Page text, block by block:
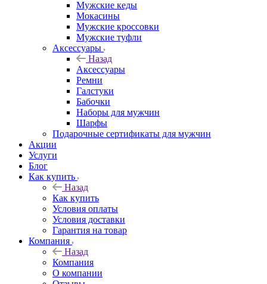
Мужские кеды
Мокасины
Мужские кроссовки
Мужские туфли
Аксессуары
Назад
Аксессуары
Ремни
Галстуки
Бабочки
Наборы для мужчин
Шарфы
Подарочные сертификаты для мужчин
Акции
Услуги
Блог
Как купить
Назад
Как купить
Условия оплаты
Условия доставки
Гарантия на товар
Компания
Назад
Компания
О компании